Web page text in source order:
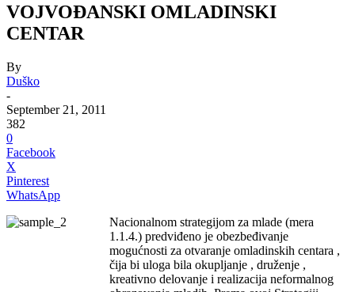
VOJVOĐANSKI OMLADINSKI
CENTAR
By
Duško
-
September 21, 2011
382
0
Facebook
X
Pinterest
WhatsApp
Nacionalnom strategijom za mlade (mera
1.1.4.) predviđeno je obezbeđivanje
mogućnosti za otvaranje omladinskih centara ,
čija bi uloga bila okupljanje , druženje ,
kreativno delovanje i realizacija neformalnog